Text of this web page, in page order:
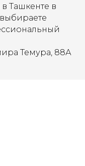
Ташкенте в
Темура, 88А